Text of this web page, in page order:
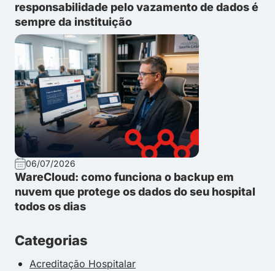
responsabilidade pelo vazamento de dados é
sempre da instituição
06/07/2026
WareCloud: como funciona o backup em
nuvem que protege os dados do seu hospital
todos os dias
Categorias
Acreditação Hospitalar